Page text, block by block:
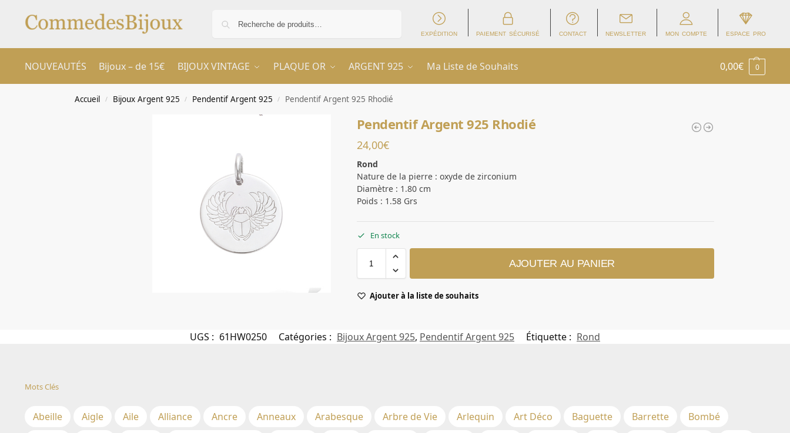
EXPÉDITION PAIEMENT SÉCURISÉ CONTACT NEWSLETTER MON COMPTE ESPACE PRO
NOUVEAUTÉS Bijoux – de 15€ BIJOUX VINTAGE PLAQUE OR ARGENT 925 Ma Liste de Souhaits 0,00€ 0
Accueil / Bijoux Argent 925 / Pendentif Argent 925 / Pendentif Argent 925 Rhodié
Pendentif Argent 925 Rhodié
24,00€
Rond
Nature de la pierre : oxyde de zirconium
Diamètre : 1.80 cm
Poids : 1.58 Grs
En stock
AJOUTER AU PANIER
Ajouter à la liste de souhaits
UGS : 61HW0250 Catégories : Bijoux Argent 925, Pendentif Argent 925 Étiquette : Rond
Mots Clés
Abeille Aigle Aile Alliance Ancre Anneaux Arabesque Arbre de Vie Arlequin Art Déco Baguette Barrette
Bombé